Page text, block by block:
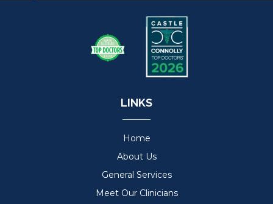
LINKS
Home
About Us
General Services
Meet Our Clinicians